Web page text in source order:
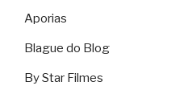
Aporias
Blague do Blog
By Star Filmes